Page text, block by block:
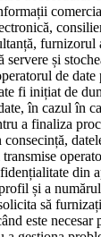
servere și
de
fi inițiat de
în cazul în
a finaliza
din
și a
să
este necesar